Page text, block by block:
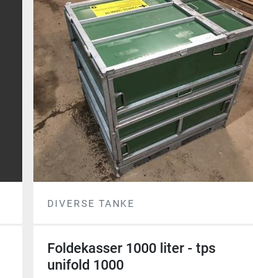
DIVERSE TANKE
Foldekasser 1000 liter - tps
unifold 1000